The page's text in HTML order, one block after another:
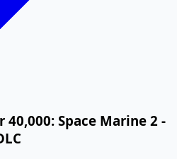
Space Marine 2 -